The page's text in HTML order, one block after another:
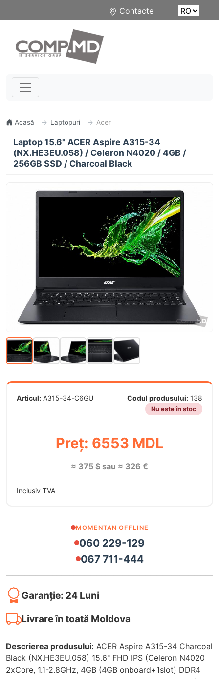
Contacte
Acasă Laptopuri Acer
Laptop 15.6" ACER Aspire A315-34
(NX.HE3EU.058) / Celeron N4020 / 4GB /
256GB SSD / Charcoal Black
Articul: A315-34-C6GU Codul produsului: 138
Nu este în stoc
Preț: 6553 MDL
≈ 375 $ sau ≈ 326 €
Inclusiv TVA
MOMENTAN OFFLINE
060 229-129
067 711-444
Garanție: 24 Luni
Livrare în toată Moldova
Descrierea produsului: ACER Aspire A315-34 Charcoal
Black (NX.HE3EU.058) 15.6" FHD IPS (Celeron N4020
2xCore, 1.1-2.8GHz, 4GB (4GB onboard+1slot) DDR4